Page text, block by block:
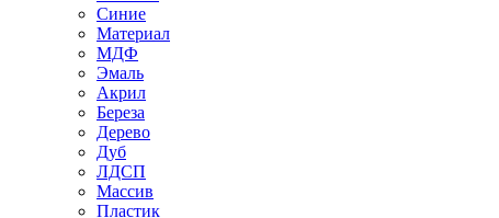
Синие
Материал
МДФ
Эмаль
Акрил
Береза
Дерево
Дуб
ЛДСП
Массив
Пластик